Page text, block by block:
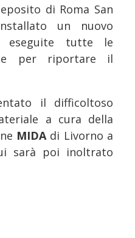
di Roma San
un nuovo
eseguite tutte le
per riportare il
il difficoltoso
a cura della
MIDA di Livorno a
sarà poi inoltrato